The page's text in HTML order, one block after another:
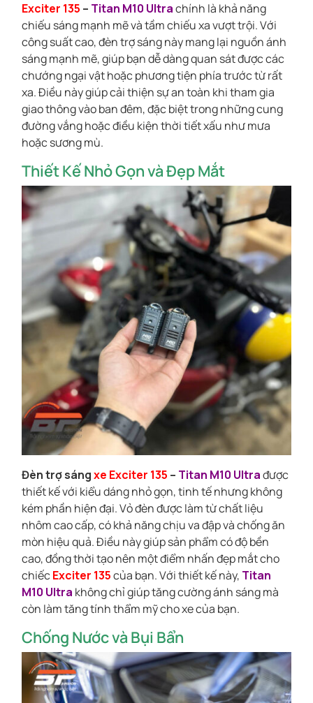
Exciter 135 – Titan M10 Ultrachính là khả năng
chiếu sáng mạnh mẽ và tầm chiếu xa vượt trội. Với
công suất cao, đèn trợ sáng này mang lại nguồn ánh
sáng mạnh mẽ, giúp bạn dễ dàng quan sát được các
chướng ngại vật hoặc phương tiện phía trước từ rất
xa. Điều này giúp cải thiện sự an toàn khi tham gia
giao thông vào ban đêm, đặc biệt trong những cung
đường vắng hoặc điều kiện thời tiết xấu như mưa
hoặc sương mù.
Thiết Kế Nhỏ Gọn và Đẹp Mắt
Đèn trợ sángxe Exciter 135 – Titan M10 Ultrađược
thiết kế với kiểu dáng nhỏ gọn, tinh tế nhưng không
kém phần hiện đại. Vỏ đèn được làm từ chất liệu
nhôm cao cấp, có khả năng chịu va đập và chống ăn
mòn hiệu quả. Điều này giúp sản phẩm có độ bền
cao, đồng thời tạo nên một điểm nhấn đẹp mắt cho
chiếcExciter 135của bạn. Với thiết kế này, Titan
M10 Ultra không chỉ giúp tăng cường ánh sáng mà
còn làm tăng tính thẩm mỹ cho xe của bạn.
Chống Nước và Bụi Bẩn